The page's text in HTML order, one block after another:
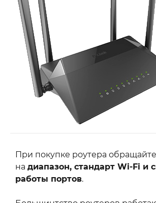
При покупке роутера
на диапазон, стандарт Wi-Fi и
работы портов.